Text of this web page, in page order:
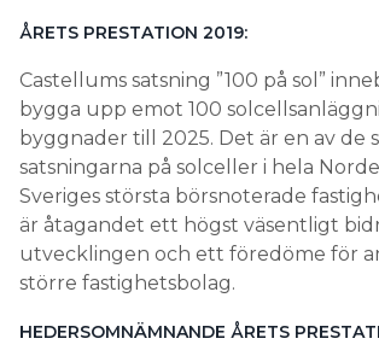
ÅRETS PRESTATION 2019:
Castellums satsning ”100 på sol”
bygga upp emot 100
byggnader till 2025. Det är en av de
satsningarna på solceller i hela
Sveriges största börsnoterade
är åtagandet ett högst väsentligt
utvecklingen och ett föredöme för
större fastighetsbolag.
HEDERSOMNÄMNANDE ÅRETS